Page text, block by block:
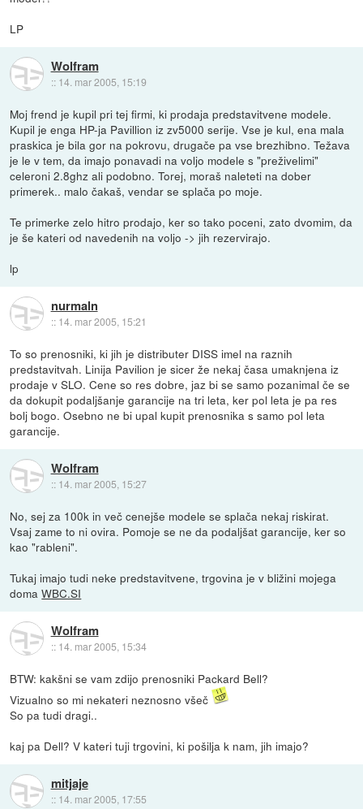
LP
Wolfram
:: 14. mar 2005, 15:19
Moj frend je kupil pri tej firmi, ki prodaja predstavitvene modele.
Kupil je enga HP-ja Pavillion iz zv5000 serije. Vse je kul, ena mala
praskica je bila gor na pokrovu, drugače pa vse brezhibno. Težava
je le v tem, da imajo ponavadi na voljo modele s "preživelimi"
celeroni 2.8ghz ali podobno. Torej, moraš naleteti na dober
primerek.. malo čakaš, vendar se splača po moje.
Te primerke zelo hitro prodajo, ker so tako poceni, zato dvomim, da
je še kateri od navedenih na voljo -> jih rezervirajo.
lp
nurmaln
:: 14. mar 2005, 15:21
To so prenosniki, ki jih je distributer DISS imel na raznih
predstavitvah. Linija Pavilion je sicer že nekaj časa umaknjena iz
prodaje v SLO. Cene so res dobre, jaz bi se samo pozanimal če se
da dokupit podaljšanje garancije na tri leta, ker pol leta je pa res
bolj bogo. Osebno ne bi upal kupit prenosnika s samo pol leta
garancije.
Wolfram
:: 14. mar 2005, 15:27
No, sej za 100k in več cenejše modele se splača nekaj riskirat.
Vsaj zame to ni ovira. Pomoje se ne da podaljšat garancije, ker so
kao "rableni".
Tukaj imajo tudi neke predstavitvene, trgovina je v bližini mojega
domaWBC.SI
Wolfram
:: 14. mar 2005, 15:34
BTW: kakšni se vam zdijo prenosniki Packard Bell?
Vizualno so mi nekateri neznosno všeč
So pa tudi dragi..
kaj pa Dell? V kateri tuji trgovini, ki pošilja k nam, jih imajo?
mitjaje
:: 14. mar 2005, 17:55